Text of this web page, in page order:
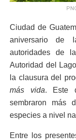
Ciudad de
aniversario de
autoridades de
Autoridad del
la clausura del
más vida. Este
sembraron más
especies a nivel
Entre los